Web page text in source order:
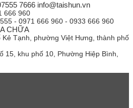
7666 info@taishun.vn
666 960
- 0971 666 960 - 0933 666 960
CHỮA
Tạnh, phường Việt Hưng, thành phố
15, khu phố 10, Phường Hiệp Bình,